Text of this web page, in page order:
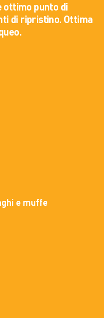
ottimo punto di
di ripristino. Ottima
e muffe